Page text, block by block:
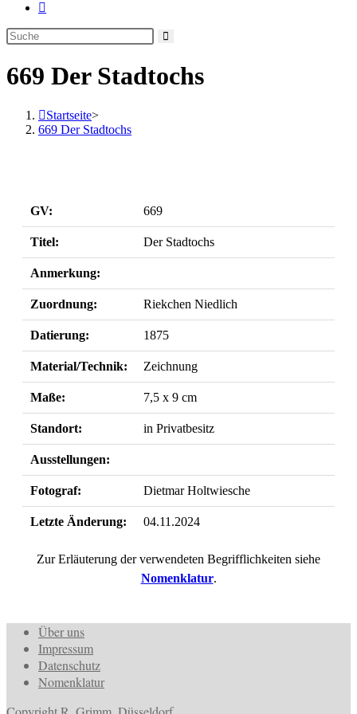
Website-
umschalten
669 Der Stadtochs
Startseite>
669 Der Stadtochs
GV: 669
Titel: Der Stadtochs
Anmerkung:
Zuordnung: Riekchen Niedlich
Datierung: 1875
Material/Technik: Zeichnung
Maße: 7,5 x 9 cm
Standort: in Privatbesitz
Ausstellungen:
Fotograf: Dietmar Holtwiesche
Letzte Änderung: 04.11.2024
Zur Erläuterung der verwendeten Begrifflichkeiten siehe
Nomenklatur.
Über uns
Impressum
Datenschutz
Nomenklatur